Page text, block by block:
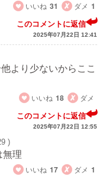
いいね 31 ダメ 1
このコメントに返信
2025年07月22日 12:41
より少ないからここ
いいね 18 ダメ
このコメントに返信
2025年07月22日 12:55
)
無理
いいね 17 ダメ 1